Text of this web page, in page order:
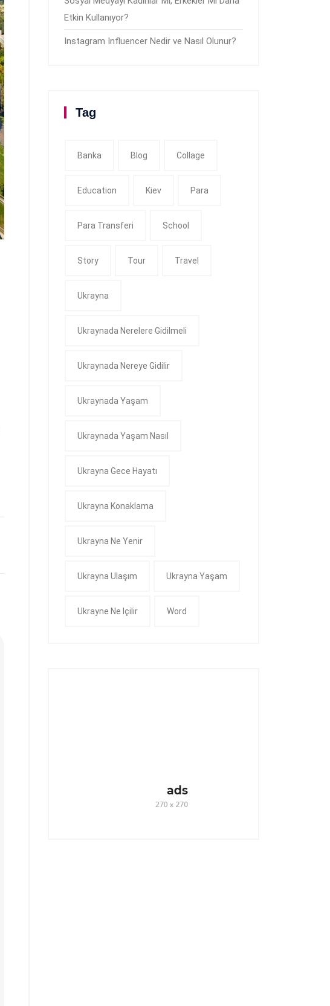
Etkin Kullanıyor?
Instagram Influencer Nedir ve Nasıl Olunur?
Tag
Banka Blog Collage
Education Kiev Para
Para Transferi School
Story Tour Travel
Ukrayna
Ukraynada Nerelere Gidilmeli
Ukraynada Nereye Gidilir
Ukraynada Yaşam
Ukraynada Yaşam Nasıl
Ukrayna Gece Hayatı
Ukrayna Konaklama
Ukrayna Ne Yenir
Ukrayna Ulaşım Ukrayna Yaşam
Ukrayne Ne Içilir Word